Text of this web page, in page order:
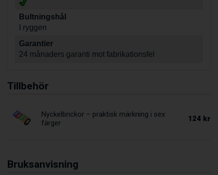
Bultningshål
I ryggen
Garantier
24 månaders garanti mot fabrikationsfel
Tillbehör
Nyckelbrickor – praktisk märkning i sex
färger
124 kr
Bruksanvisning